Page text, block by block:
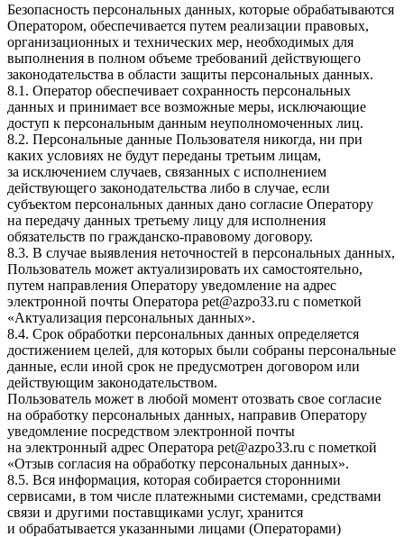
Безопасность персональных данных, которые обрабатываются
Оператором, обеспечивается путем реализации правовых,
организационных и технических мер, необходимых для
выполнения в полном объеме требований действующего
законодательства в области защиты персональных данных.
8.1. Оператор обеспечивает сохранность персональных
данных и принимает все возможные меры, исключающие
доступ к персональным данным неуполномоченных лиц.
8.2. Персональные данные Пользователя никогда, ни при
каких условиях не будут переданы третьим лицам,
за исключением случаев, связанных с исполнением
действующего законодательства либо в случае, если
субъектом персональных данных дано согласие Оператору
на передачу данных третьему лицу для исполнения
обязательств по гражданско-правовому договору.
8.3. В случае выявления неточностей в персональных данных,
Пользователь может актуализировать их самостоятельно,
путем направления Оператору уведомление на адрес
электронной почты Оператора pet@azpo33.ru с пометкой
«Актуализация персональных данных».
8.4. Срок обработки персональных данных определяется
достижением целей, для которых были собраны персональные
данные, если иной срок не предусмотрен договором или
действующим законодательством.
Пользователь может в любой момент отозвать свое согласие
на обработку персональных данных, направив Оператору
уведомление посредством электронной почты
на электронный адрес Оператора pet@azpo33.ru с пометкой
«Отзыв согласия на обработку персональных данных».
8.5. Вся информация, которая собирается сторонними
сервисами, в том числе платежными системами, средствами
связи и другими поставщиками услуг, хранится
и обрабатывается указанными лицами (Операторами)